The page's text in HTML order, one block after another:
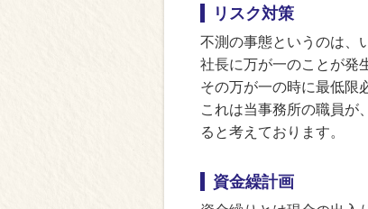
リスク対策
不測の事態というのは、
社長に万が一のことが発
その万が一の時に最低限
これは当事務所の職員が
ると考えております。
資金繰計画